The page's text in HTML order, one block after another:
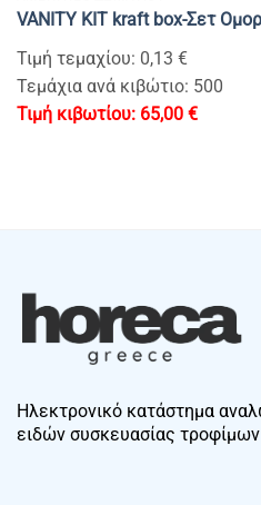
VANITY KIT kraft box-Σετ
Τιμή τεμαχίου: 0,13 €
Τεμάχια ανά κιβώτιο: 500
65,00 €
Ηλεκτρονικό κατάστημα
ειδών συσκευασίας